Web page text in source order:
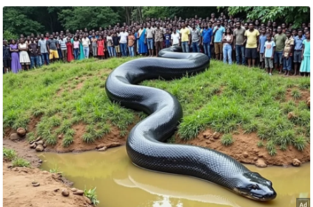
.
आ
ई
.
चा
य
प
र
स
मी
क्षा